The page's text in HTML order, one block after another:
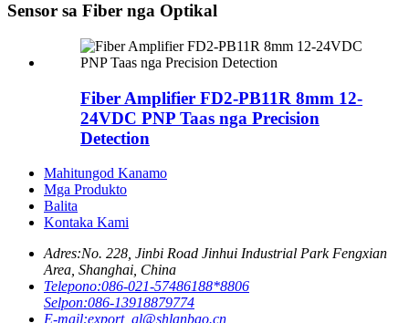
Sensor sa Fiber nga Optikal
Fiber Amplifier FD2-PB11R 8mm 12-
24VDC PNP Taas nga Precision
Detection
Mahitungod Kanamo
Mga Produkto
Balita
Kontaka Kami
Adres:No. 228, Jinbi Road Jinhui Industrial Park Fengxian
Area, Shanghai, China
Telepono:086-021-57486188*8806
Selpon:086-13918879774
E-mail:export_gl@shlanbao.cn